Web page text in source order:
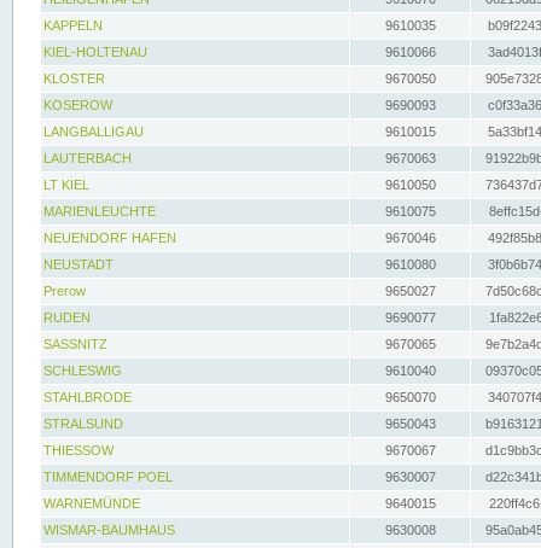
KAPPELN
9610035
KIEL-HOLTENAU
9610066
KLOSTER
9670050
KOSEROW
9690093
LANGBALLIGAU
9610015
LAUTERBACH
9670063
LT KIEL
9610050
MARIENLEUCHTE
9610075
NEUENDORF HAFEN
9670046
NEUSTADT
9610080
Prerow
9650027
RUDEN
9690077
SASSNITZ
9670065
SCHLESWIG
9610040
STAHLBRODE
9650070
STRALSUND
9650043
THIESSOW
9670067
TIMMENDORF POEL
9630007
WARNEMÜNDE
9640015
WISMAR-BAUMHAUS
9630008